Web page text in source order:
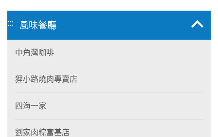
::: 風味餐廳
中角灣咖啡
狸小路燒肉專賣店
四海一家
劉家肉粽富基店